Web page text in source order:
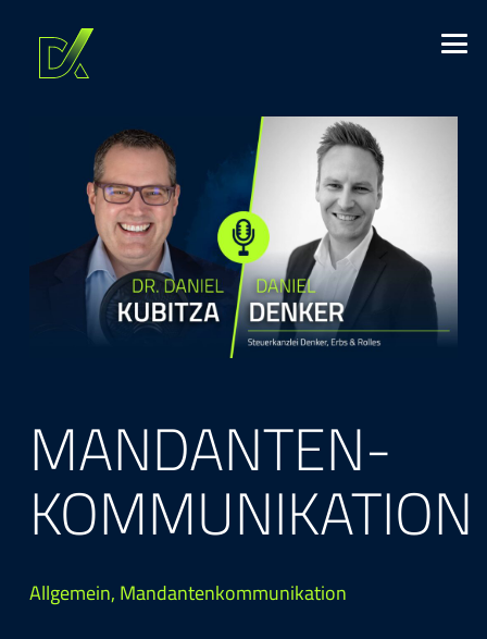
MANDANTEN­
KOMMUNIKATION
Allgemein,Mandantenkommunikation